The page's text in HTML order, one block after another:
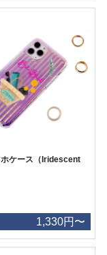
ケース（Iridescent
1,330円〜